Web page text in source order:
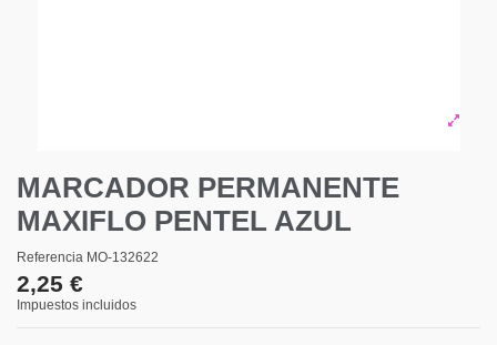
MARCADOR PERMANENTE
MAXIFLO PENTEL AZUL
Referencia MO-132622
2,25 €
Impuestos incluidos